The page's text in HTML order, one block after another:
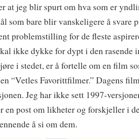
at jeg blir spurt om hva som er
som bare blir vanskeligere å svare
problemstilling for de fleste
ikke dykke for dypt i den rasende
i stedet, er å fortelle om en film
“Vetles Favorittfilmer.” Dagens
Jeg har ikke sett 1997-
en post om likheter og forskjeller i
å si om dem.